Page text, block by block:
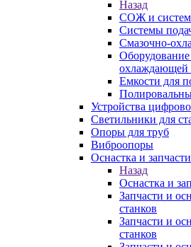
Назад
СОЖ и
Системы
Смазочно-
охлаждающей
Емкости для
Устройства
Светильники для
Опоры для труб
Виброопоры
Оснастка и
Назад
Оснастка и
Запчасти и
станков
Запчасти и
станков